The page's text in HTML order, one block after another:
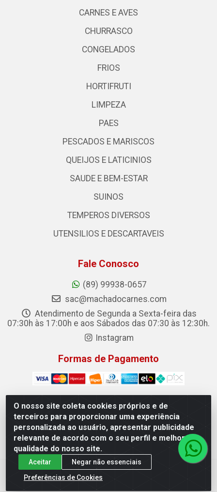
O nosso site coleta cookies próprios e de
terceiros para proporcionar uma experiência
personalizada ao usuário, apresentar publicidade
relevante de acordo com o seu perfil e melhorar a
qualidade do nosso site.
Aceitar
Negar não essenciais
Preferências de Cookies
CARNES E AVES
CHURRASCO
CONGELADOS
FRIOS
HORTIFRUTI
LIMPEZA
PAES
PESCADOS E MARISCOS
QUEIJOS E LATICINIOS
SAUDE E BEM-ESTAR
SUINOS
TEMPEROS DIVERSOS
UTENSILIOS E DESCARTAVEIS
Fale Conosco
(89) 99938-0657
sac@machadocarnes.com
Atendimento de Segunda a Sexta-feira das
07:30h às 17:00h e aos Sábados das 07:30 às 12:30h.
Instagram
Formas de Pagamento
Machado Carnes Distribuidora de Alimentos LTDA -
Logradouro: Avenida Candido Aleixo, 148 - Centro - Oeiras/PI
- CEP 64.500-000 - 31.391.008/0001-50